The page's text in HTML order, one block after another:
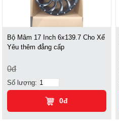
Bộ Mâm 17 Inch 6x139.7 Cho Xế
Yêu thêm đẳng cấp
0đ
Số lượng:
0đ